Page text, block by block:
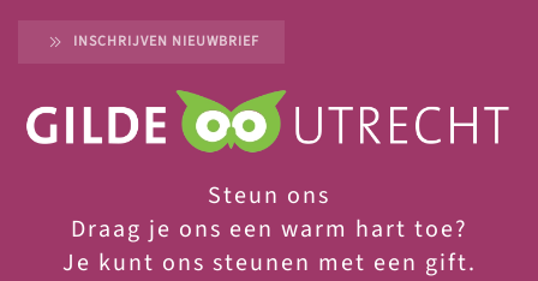
INSCHRIJVEN NIEUWBRIEF
Steun ons
Draag je ons een warm hart toe?
Je kunt ons steunen met een gift.